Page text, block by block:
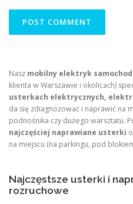
Nasz mobilny elektryk
klienta w Warszawie i okolicach)
usterkach elektrycznych,
da się zdiagnozować i naprawić na
podnośnika czy dużego warsztatu.
najczęściej naprawiane usterki
na miejscu (na parkingu, pod
Najczęstsze usterki i
rozruchowe